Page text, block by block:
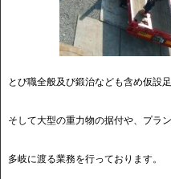
とび職全般及び鍛治なども含め仮設
そして大型の重力物の据付や、プラ
多岐に渡る業務を行っております。